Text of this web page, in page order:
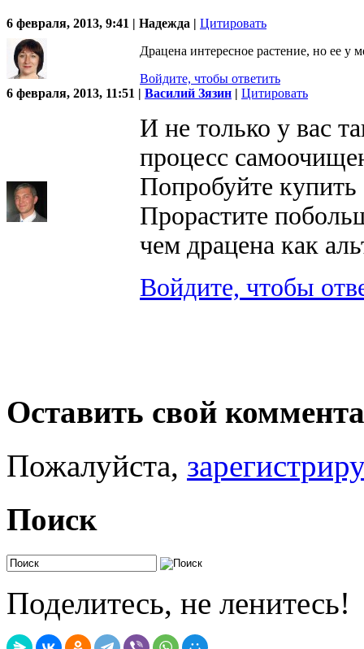
6 февраля, 2013, 9:41 | Надежда | Цитировать
Драцена интересное растение, но ее у
Войдите, чтобы ответить
6 февраля, 2013, 11:51 | Василий Зязин | Цитировать
И не только у вас
процесс
Попробуйте купить
Прорастите
чем драцена как
Войдите, чтобы
Оставить свой
Пожалуйста,
Поиск
Поделитесь, не ленитесь!